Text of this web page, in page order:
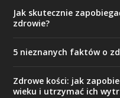
Jak skutecznie
zdrowie?
5 nieznanych faktów o
Zdrowe kości: jak
wieku i utrzymać ich